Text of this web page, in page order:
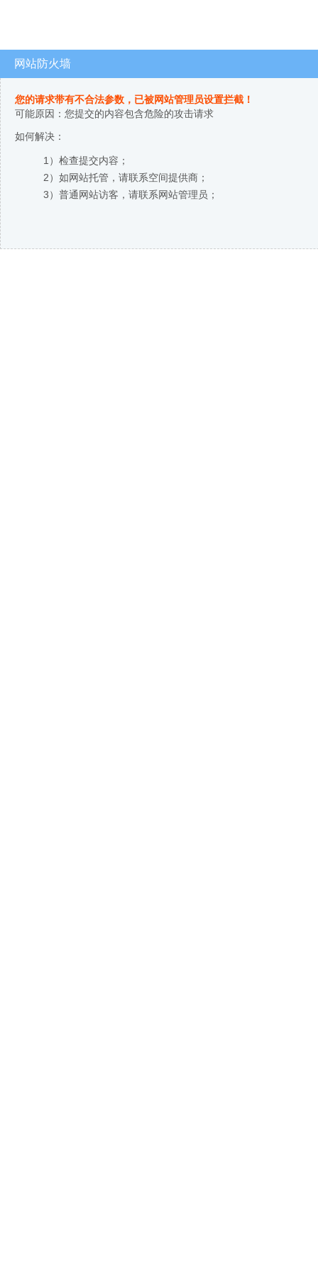
网站防火墙
您的请求带有不合法参数，已被网站管理员设置拦截！
可能原因：您提交的内容包含危险的攻击请求
如何解决：
1）检查提交内容；
2）如网站托管，请联系空间提供商；
3）普通网站访客，请联系网站管理员；